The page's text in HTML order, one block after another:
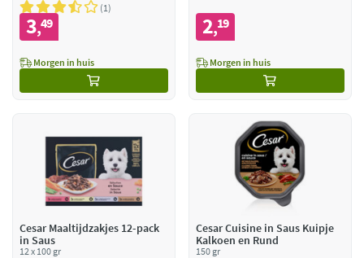
1
3,49
Morgen in huis
2,19
Morgen in huis
Cesar Maaltijdzakjes 12-pack
in Saus
12 x 100 gr
Cesar Cuisine in Saus Kuipje
Kalkoen en Rund
150 gr